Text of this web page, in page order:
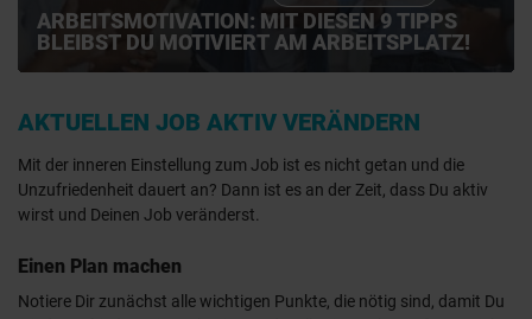
ARBEITSMOTIVATION: MIT DIESEN 9 TIPPS
BLEIBST DU MOTIVIERT AM ARBEITSPLATZ!
AKTUELLEN JOB AKTIV VERÄNDERN
Mit der inneren Einstellung zum Job ist es nicht getan und die
Unzufriedenheit dauert an? Dann ist es an der Zeit, dass Du aktiv
wirst und Deinen Job veränderst.
Einen Plan machen
Notiere Dir zunächst alle wichtigen Punkte, die nötig sind, damit Du